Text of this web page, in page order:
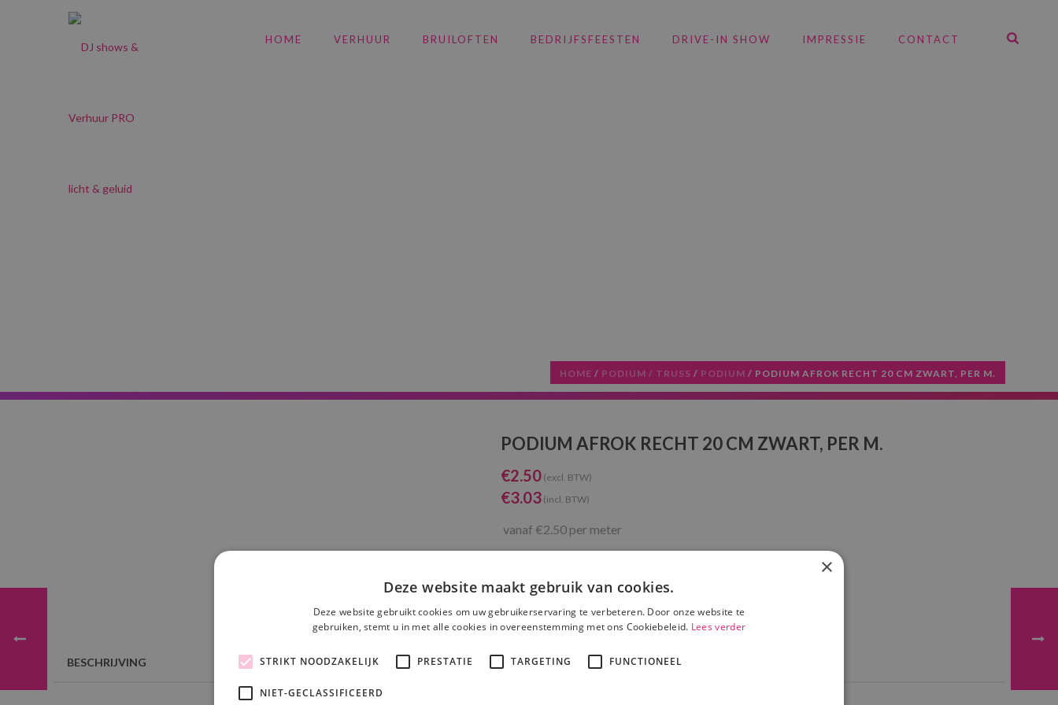
HOME VERHUUR BRUILOFTEN BEDRIJFSFEESTEN DRIVE-IN SHOW IMPRESSIE CONTACT
HOME / PODIUM / TRUSS / PODIUM / PODIUM AFROK RECHT 20 CM ZWART, PER M.
PODIUM AFROK RECHT 20 CM ZWART, PER M.
€2.50(excl. BTW)
€3.03(incl. BTW)
vanaf €2.50 per meter
IN OFFERTEMAND
BESCHRIJVING
×
Deze website maakt gebruik van cookies.
Deze website gebruikt cookies om uw gebruikerservaring te verbeteren. Door onze website te
gebruiken, stemt u in met alle cookies in overeenstemming met ons Cookiebeleid. Lees verder
STRIKT NOODZAKELIJK PRESTATIE TARGETING FUNCTIONEEL
NIET-GECLASSIFICEERD